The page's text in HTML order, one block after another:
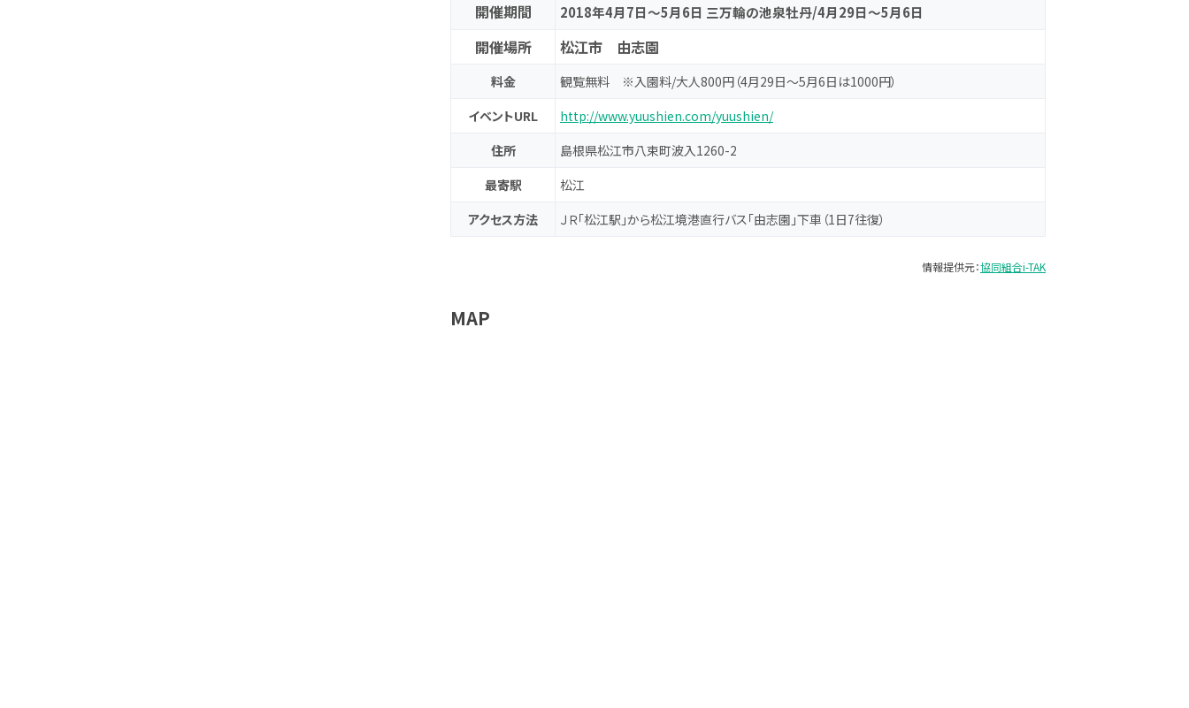
開催期間
2018年4月7日～5月6日 三万輪の池泉牡丹/4月29日～5月6日
開催場所 松江市 由志園
料金
観覧無料 ※入園料/大人800円（4月29日～5月6日は1000円）
イベントURL
http://www.yuushien.com/yuushien/
住所
島根県松江市八束町波入1260-2
最寄駅
松江
アクセス方法
ＪＲ「松江駅」から松江境港直行バス「由志園」下車（1日7往復）
情報提供元：協同組合i-TAK
MAP